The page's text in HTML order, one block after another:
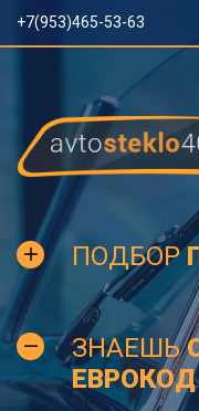
+7(953)465-53-63
ПОДБОР
ЗНАЕШЬ